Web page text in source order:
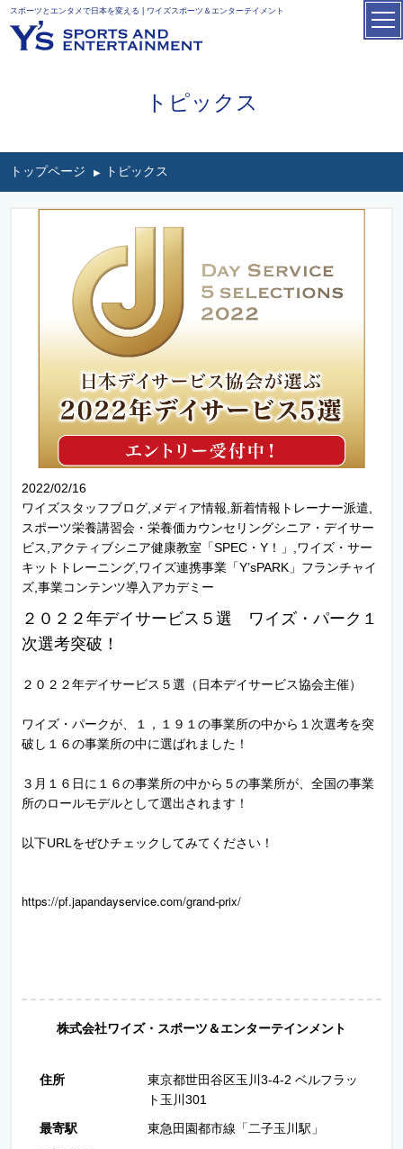
スポーツとエンタメで日本を変える | ワイズスポーツ＆エンターテイメント
トピックス
トップページ トピックス
2022/02/16
ワイズスタッフブログ,メディア情報,新着情報トレーナー派遣,
スポーツ栄養講習会・栄養価カウンセリングシニア・デイサー
ビス,アクティブシニア健康教室「SPEC・Y！」,ワイズ・サー
キットトレーニング,ワイズ連携事業「Y’sPARK」フランチャイ
ズ,事業コンテンツ導入アカデミー
２０２２年デイサービス５選 ワイズ・パーク１
次選考突破！
２０２２年デイサービス５選（日本デイサービス協会主催）
ワイズ・パークが、１，１９１の事業所の中から１次選考を突
破し１６の事業所の中に選ばれました！
３月１６日に１６の事業所の中から５の事業所が、全国の事業
所のロールモデルとして選出されます！
以下URLをぜひチェックしてみてください！
https://pf.japandayservice.com/grand-prix/
株式会社ワイズ・スポーツ＆エンターテインメント
住所
東京都世田谷区玉川3-4-2 ベルフラッ
ト玉川301
最寄駅
東急田園都市線「二子玉川駅」